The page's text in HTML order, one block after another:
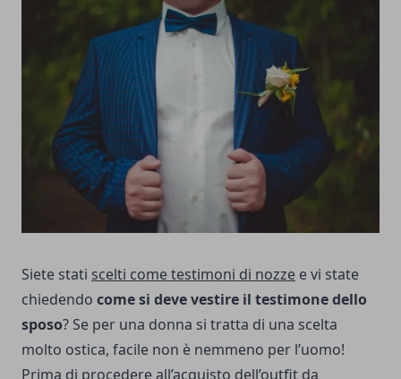
Siete stati scelti come testimoni di nozze e vi state
chiedendo come si deve vestire il testimone dello
sposo? Se per una donna si tratta di una scelta
molto ostica, facile non è nemmeno per l’uomo!
Prima di procedere all’acquisto dell’outfit da